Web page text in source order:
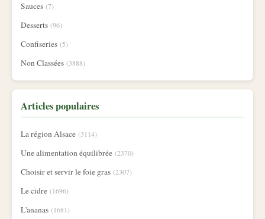
Sauces (7)
Desserts (96)
Confiseries (5)
Non Classées (3888)
Articles populaires
La région Alsace (3114)
Une alimentation équilibrée (2370)
Choisir et servir le foie gras (2307)
Le cidre (1696)
L'ananas (1681)